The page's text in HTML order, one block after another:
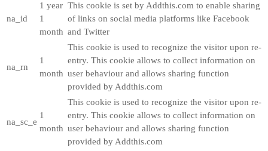
na_id
1 year
1
month
This cookie is set by Addthis.com to enable sharing
of links on social media platforms like Facebook
and Twitter
na_rn
1
month
This cookie is used to recognize the visitor upon re-
entry. This cookie allows to collect information on
user behaviour and allows sharing function
provided by Addthis.com
na_sc_e
1
month
This cookie is used to recognize the visitor upon re-
entry. This cookie allows to collect information on
user behaviour and allows sharing function
provided by Addthis.com